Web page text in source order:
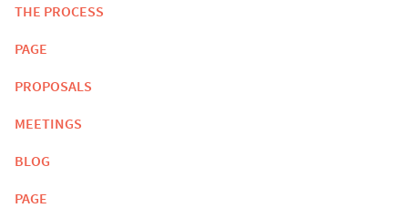
THE PROCESS
PAGE
PROPOSALS
MEETINGS
BLOG
PAGE